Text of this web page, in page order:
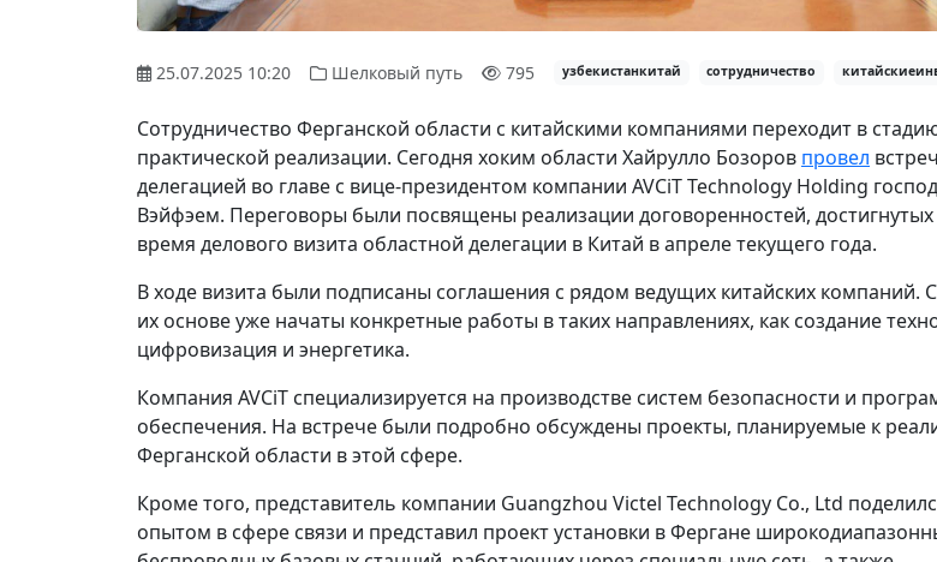
25.07.2025 10:20 Шелковый путь 795 узбекистанкитай сотрудничество
Сотрудничество Ферганской области с китайскими компаниями переходит в
практической реализации. Сегодня хоким области Хайрулло Бозоров провел
делегацией во главе с вице-президентом компании AVCiT Technology Holding
Вэйфэем. Переговоры были посвящены реализации договоренностей, достигнутых
время делового визита областной делегации в Китай в апреле текущего года.
В ходе визита были подписаны соглашения с рядом ведущих китайских компаний.
их основе уже начаты конкретные работы в таких направлениях, как создание
цифровизация и энергетика.
Компания AVCiT специализируется на производстве систем безопасности и
обеспечения. На встрече были подробно обсуждены проекты, планируемые к
Ферганской области в этой сфере.
Кроме того, представитель компании Guangzhou Victel Technology Co., Ltd
опытом в сфере связи и представил проект установки в Фергане